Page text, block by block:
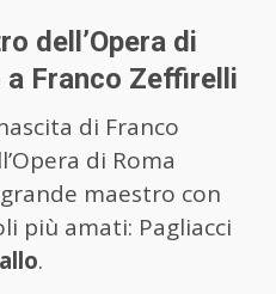
dell’Opera di
a Franco Zeffirelli
di Franco
di Roma
maestro con
più amati: Pagliacci
.